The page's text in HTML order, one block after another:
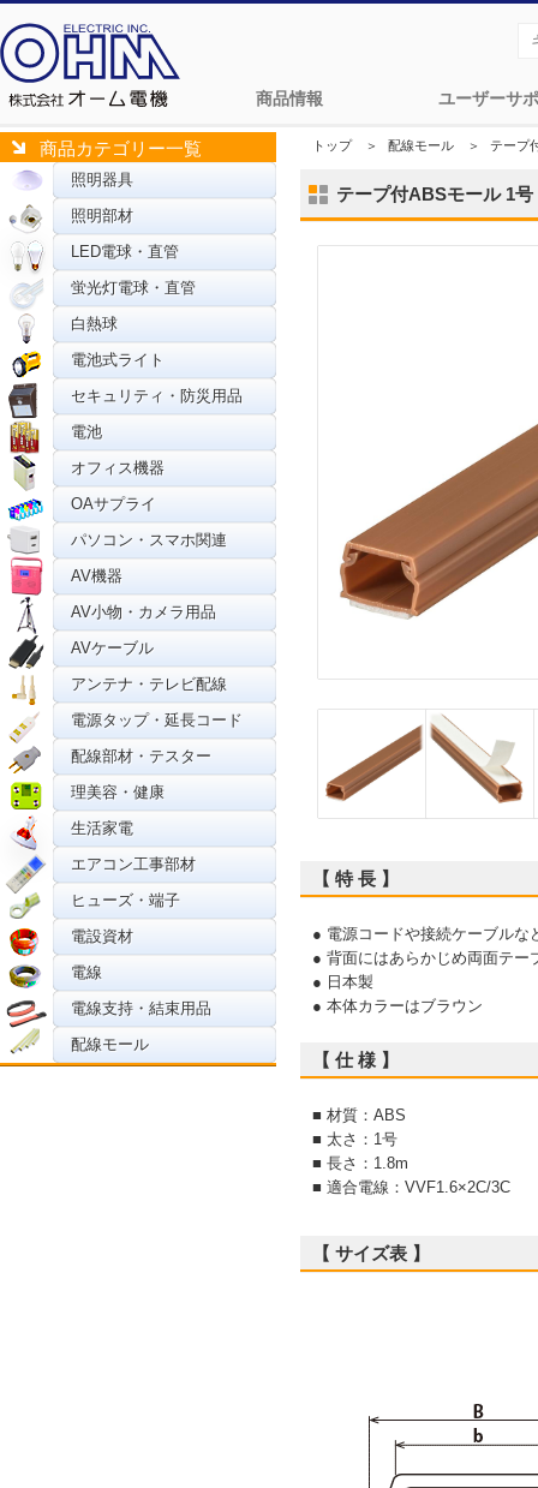
商品情報 ユーザーサ
商品カテゴリー一覧
照明器具
照明部材
LED電球・直管
蛍光灯電球・直管
白熱球
電池式ライト
セキュリティ・防災用品
電池
オフィス機器
OAサプライ
パソコン・スマホ関連
AV機器
AV小物・カメラ用品
AVケーブル
アンテナ・テレビ配線
電源タップ・延長コード
配線部材・テスター
理美容・健康
生活家電
エアコン工事部材
ヒューズ・端子
電設資材
電線
電線支持・結束用品
配線モール
トップ＞ 配線モール ＞ テープ
テープ付ABSモール 1
【 特 長 】
● 電源コードや接続ケーブルな
● 背面にはあらかじめ両面テー
● 日本製
● 本体カラーはブラウン
【 仕 様 】
■ 材質：ABS
■ 太さ：1号
■ 長さ：1.8m
■ 適合電線：VVF1.6×2C/3C
【 サイズ表 】